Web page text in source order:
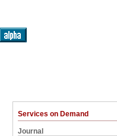
Services on Demand
Journal